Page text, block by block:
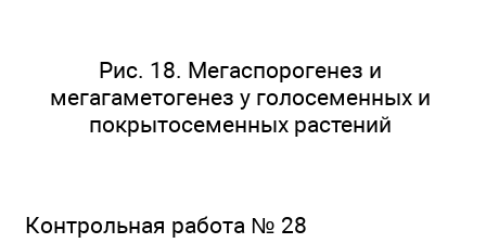
Рис. 18. Мегаспорогенез и
мегагаметогенез у голосеменных и
покрытосеменных растений
Контрольная работа № 28